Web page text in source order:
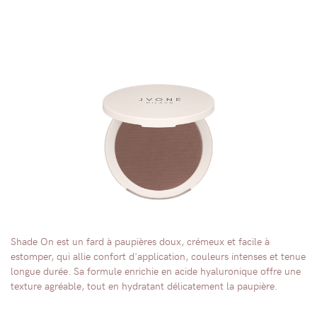
Shade On est un fard à paupières doux, crémeux et facile à
estomper, qui allie confort d'application, couleurs intenses et tenue
longue durée. Sa formule enrichie en acide hyaluronique offre une
texture agréable, tout en hydratant délicatement la paupière.